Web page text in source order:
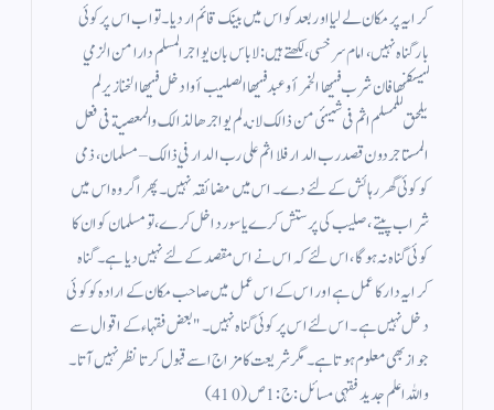
کرایہ پر مکان لے لیا اور بعد کو اس میں بینک قائم ار دیا ۔ تو اب اس پر کوئی
بار گناہ نہیں ، امام سرخسی، لکھتے ہیں : لاباس بان يواجر المسلم دارا من الزمي
ليسكنها فان شرب فيها الخمر أو عبد فيها الصليب أوادخل فيها الخنازير لم
يلحق للمسلم اثم فى شيئى من ذالك لانه لم يواجرها لذالك والمعصية فى فعل
المستاجر دون قصد رب الدار فلا اثم على رب الدار في ذالك – مسلمان ، ذمی
کو کوئی گھر رہائش کے لئے دے ۔ اس میں مضائقہ نہیں ۔ پھر اگر وہ اس میں
شراب پیتے ، صلیب کی پرستش کرے یا سور داخل کرے ، تو مسلمان کو ان کا
کوئی گناہ نہ ہوگا، اس لئے کہ اس نے اس مقصد کے لئے نہیں دیا ہے ۔ گناہ
کرایہ دار کا عمل ہے اور اس کے اس عمل میں صاحب مکان کے ارادہ کو کوئی
دخل نہیں ہے ۔ اس لئے اس پر کوئی گناہ نہیں ۔ " بعض فقہاء کے اقوال سے
جواز بھی معلوم ہوتا ہے ۔ مگر شریعت کا مزاج اسے قبول کرتا نظر نہیں آتا ۔
واللہ اعلم جدید فقہی مسائل : ج : 1 ص ( 410 )